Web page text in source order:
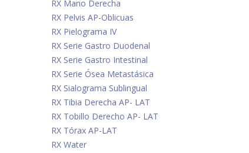
RX Mano Derecha
RX Pelvis AP-Oblicuas
RX Pielograma IV
RX Serie Gastro Duodenal
RX Serie Gastro Intestinal
RX Serie Ósea Metastásica
RX Sialograma Sublingual
RX Tibia Derecha AP- LAT
RX Tobillo Derecho AP- LAT
RX Tórax AP-LAT
RX Water